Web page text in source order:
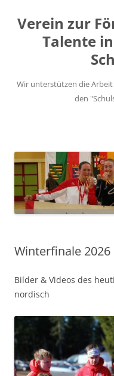
springen
Verein zur
Talente
Wir unterstützen die
den
Winterfinale 2026
Bilder & Videos des
nordisch